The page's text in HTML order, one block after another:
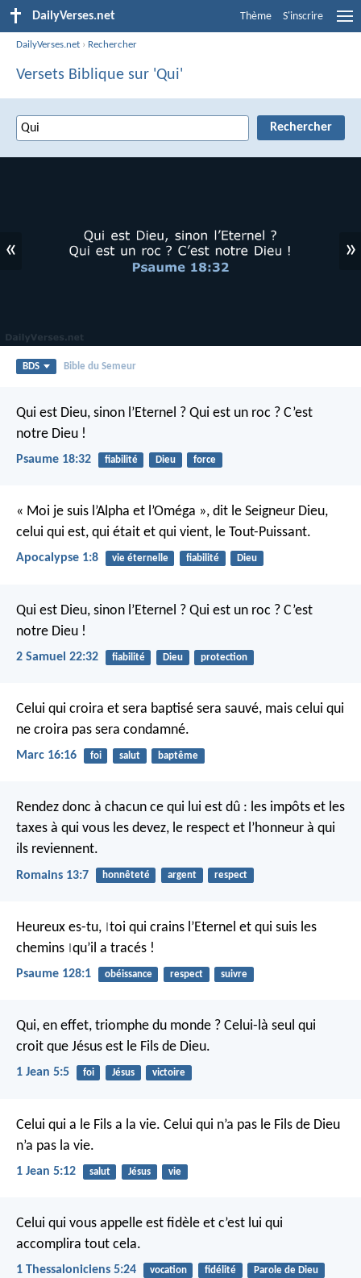
DailyVerses.net Thème S'inscrire
DailyVerses.net › Rechercher
Versets Biblique sur 'Qui'
« »
BDS Bible du Semeur
Qui est Dieu, sinon l’Eternel ? Qui est un roc ? C’est
notre Dieu !
Psaume 18:32 fiabilité Dieu force
« Moi je suis l’Alpha et l’Oméga », dit le Seigneur Dieu,
celui qui est, qui était et qui vient, le Tout-Puissant.
Apocalypse 1:8 vie éternelle fiabilité Dieu
Qui est Dieu, sinon l’Eternel ? Qui est un roc ? C’est
notre Dieu !
2 Samuel 22:32 fiabilité Dieu protection
Celui qui croira et sera baptisé sera sauvé, mais celui qui
ne croira pas sera condamné.
Marc 16:16 foi salut baptême
Rendez donc à chacun ce qui lui est dû : les impôts et les
taxes à qui vous les devez, le respect et l’honneur à qui
ils reviennent.
Romains 13:7 honnêteté argent respect
Heureux es-tu, toi qui crains l’Eternel et qui suis les
chemins qu’il a tracés !
Psaume 128:1 obéissance respect suivre
Qui, en effet, triomphe du monde ? Celui-là seul qui
croit que Jésus est le Fils de Dieu.
1 Jean 5:5 foi Jésus victoire
Celui qui a le Fils a la vie. Celui qui n’a pas le Fils de Dieu
n’a pas la vie.
1 Jean 5:12 salut Jésus vie
Celui qui vous appelle est fidèle et c’est lui qui
accomplira tout cela.
1 Thessaloniciens 5:24 vocation fidélité Parole de Dieu